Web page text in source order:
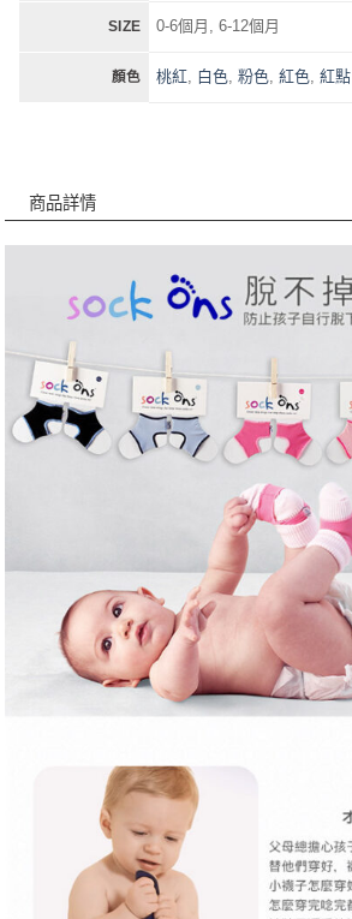
SIZE 0-6個月, 6-12個月
顏色 桃紅, 白色,粉色,紅色,紅點
商品詳情